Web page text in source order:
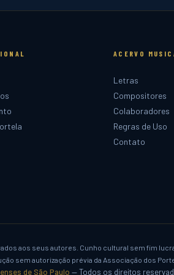
ACERVO
Letras
Compositores
Colaboradores
Regras de Uso
Contato
aos seus autores. Cunho cultural sem fim
sem autorização prévia da Associação dos
de São Paulo — Todos os direitos